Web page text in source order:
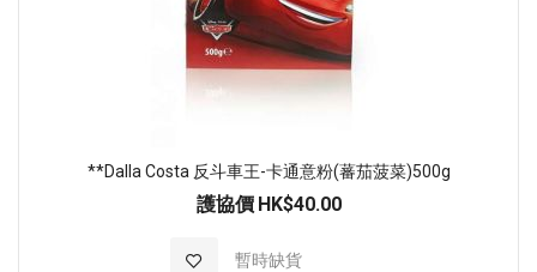
**Dalla Costa 反斗車王-卡通意粉(蕃茄菠菜)500g
護協價 HK$40.00
暫時缺貨
加入至願望清單